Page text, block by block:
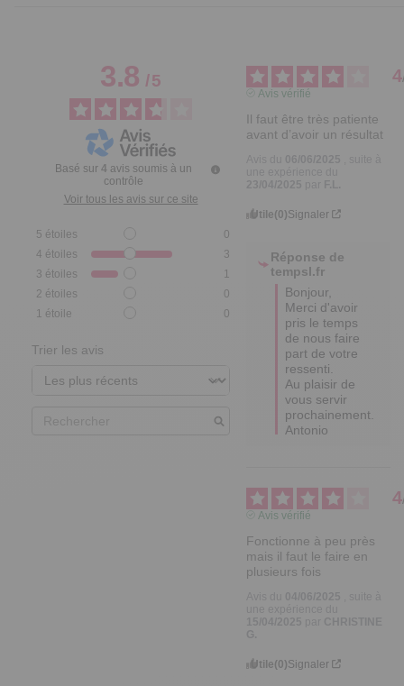
3.8/5
Basé sur 4 avis soumis à un
contrôle
Voir tous les avis sur ce site
5 étoiles
0
4 étoiles
3
3 étoiles
1
2 étoiles
0
1 étoile 0
Trier les avis
4
Avis vérifié
Il faut être très patiente
avant d’avoir un résultat
Utile(0)Signaler
Réponse de
tempsl.fr
Bonjour,
Merci d'avoir
pris le temps
de nous faire
part de votre
ressenti.
Au plaisir de
vous servir
prochainement.
Antonio
4
Avis vérifié
Fonctionne à peu près
mais il faut le faire en
plusieurs fois
Utile(0)Signaler